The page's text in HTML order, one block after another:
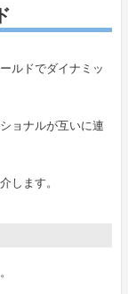
ルドでダイナミッ
ョナルが互いに連
します。